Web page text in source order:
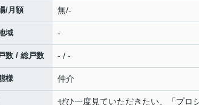
/月額 無/-
域 -
数 / 総戸数 - / -
様 仲介
ぜひ一度見ていただきたい、「プロ